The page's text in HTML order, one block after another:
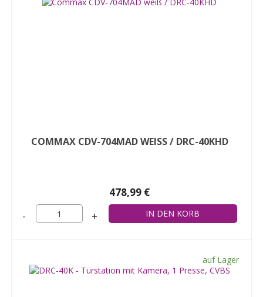
COMMAX CDV-704MAD WEISS / DRC-40KHD
478,99 €
- +
auf Lager